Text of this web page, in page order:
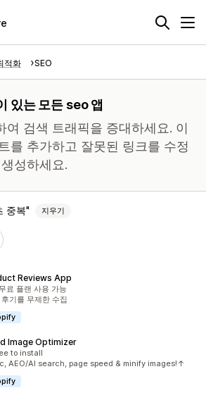
적화 SEO
있는 모든 seo 앱
여 검색 트래픽을 증대하세요. 이
를 추가하고 잘못된 링크를 수정
성하세요.
중복 지우기
Reviews App
료 플랜 사용 가능
기를 무제한 수집
Image Optimizer
to install
AEO/AI search, page speed & minify images!↑